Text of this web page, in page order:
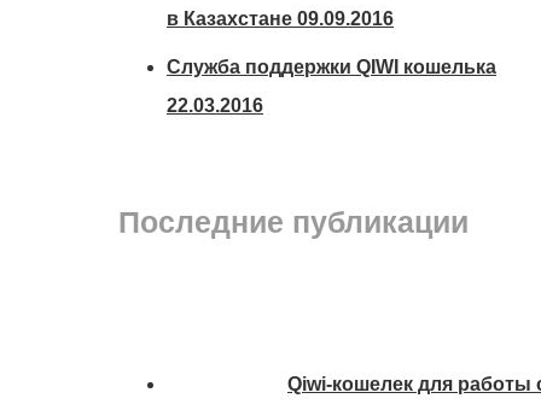
в Казахстане 09.09.2016
Служба поддержки QIWI кошелька
22.03.2016
Последние публикации
Qiwi-кошелек для работы